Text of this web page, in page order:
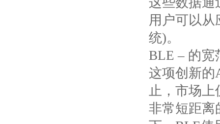
用户可以从
统)。
BLE – 的宽
这项创新的
止，市场上
非常短距离